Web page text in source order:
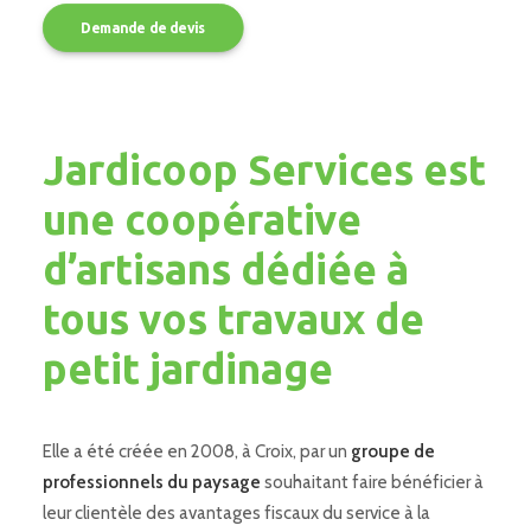
Demande de devis
Jardicoop Services est
une coopérative
d’artisans dédiée à
tous vos travaux de
petit jardinage
Elle a été créée en 2008, à Croix, par un groupe de
professionnels du paysage souhaitant faire bénéficier à
leur clientèle des avantages fiscaux du service à la